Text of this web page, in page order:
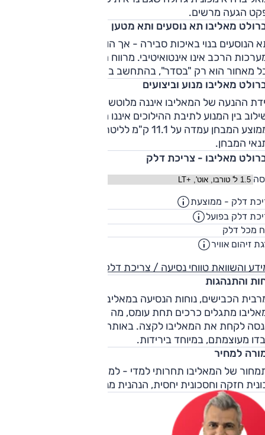
היל' (לעומת 6 היל' עד 2015). לישראל הגיעה המאליבו בפברואר
2016, עם מפרט אבזור מכובד, אך ללא מערכות בטיחות מתקדמות
חוסרים מוזרים אחרים, כדוגמת בקרת אקלים).
הגעה מרשים.
מאליבו תא נוסעים ותא מטען
הנוסעים בנוי באיכות סבירה - אך הוא מרגיש פשוט, ותפעול
הרכב אינו אינטואיטיבי. מרווח הפנים גדול למדי מלפנים,
מאחור הוא רק "בסדר", בהתחשב בממדים. תא המטען גדול.
מאליבו מנוע וביצועים
ההנעה של המאליבו איננה מלוטשת דיו. הכוח קיים, אולם
בין המנוע לתיבת ההילוכים איננו מוצלח. צריכת הדלק
בממוצע המבחן עמדה על 11.1 ק"מ לליטר - נתון סביר למדי
המבחן.
מאליבו - צריכת דלק
דלק - ממוצעת
דלק בפועל
מכל דלק
זיהום אוויר
והשוואת טווחי נסיעה / צריכת דלק
והתנהגות
הכבישים, נוחות הנסיעה במאליבו טובה. דינאמית, מתלי
מתגלים כרכים תחת עומס, מה שפוגם בבטחון עבור מי
לקחת את המאליבו לקצה. באותה נהיגה אתגרית, הבלמים
מעוצמתם, במיוחד בירידות.
למחיר
של המאליבו תחרותי למדי - למרות המגרעות, זו עדיין
חזקה וחסכונית יחסית, הנהנית מנוכחות מרשימה.